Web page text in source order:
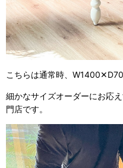
こちらは通常時、
細かなサイズオーダーにお応
門店です。